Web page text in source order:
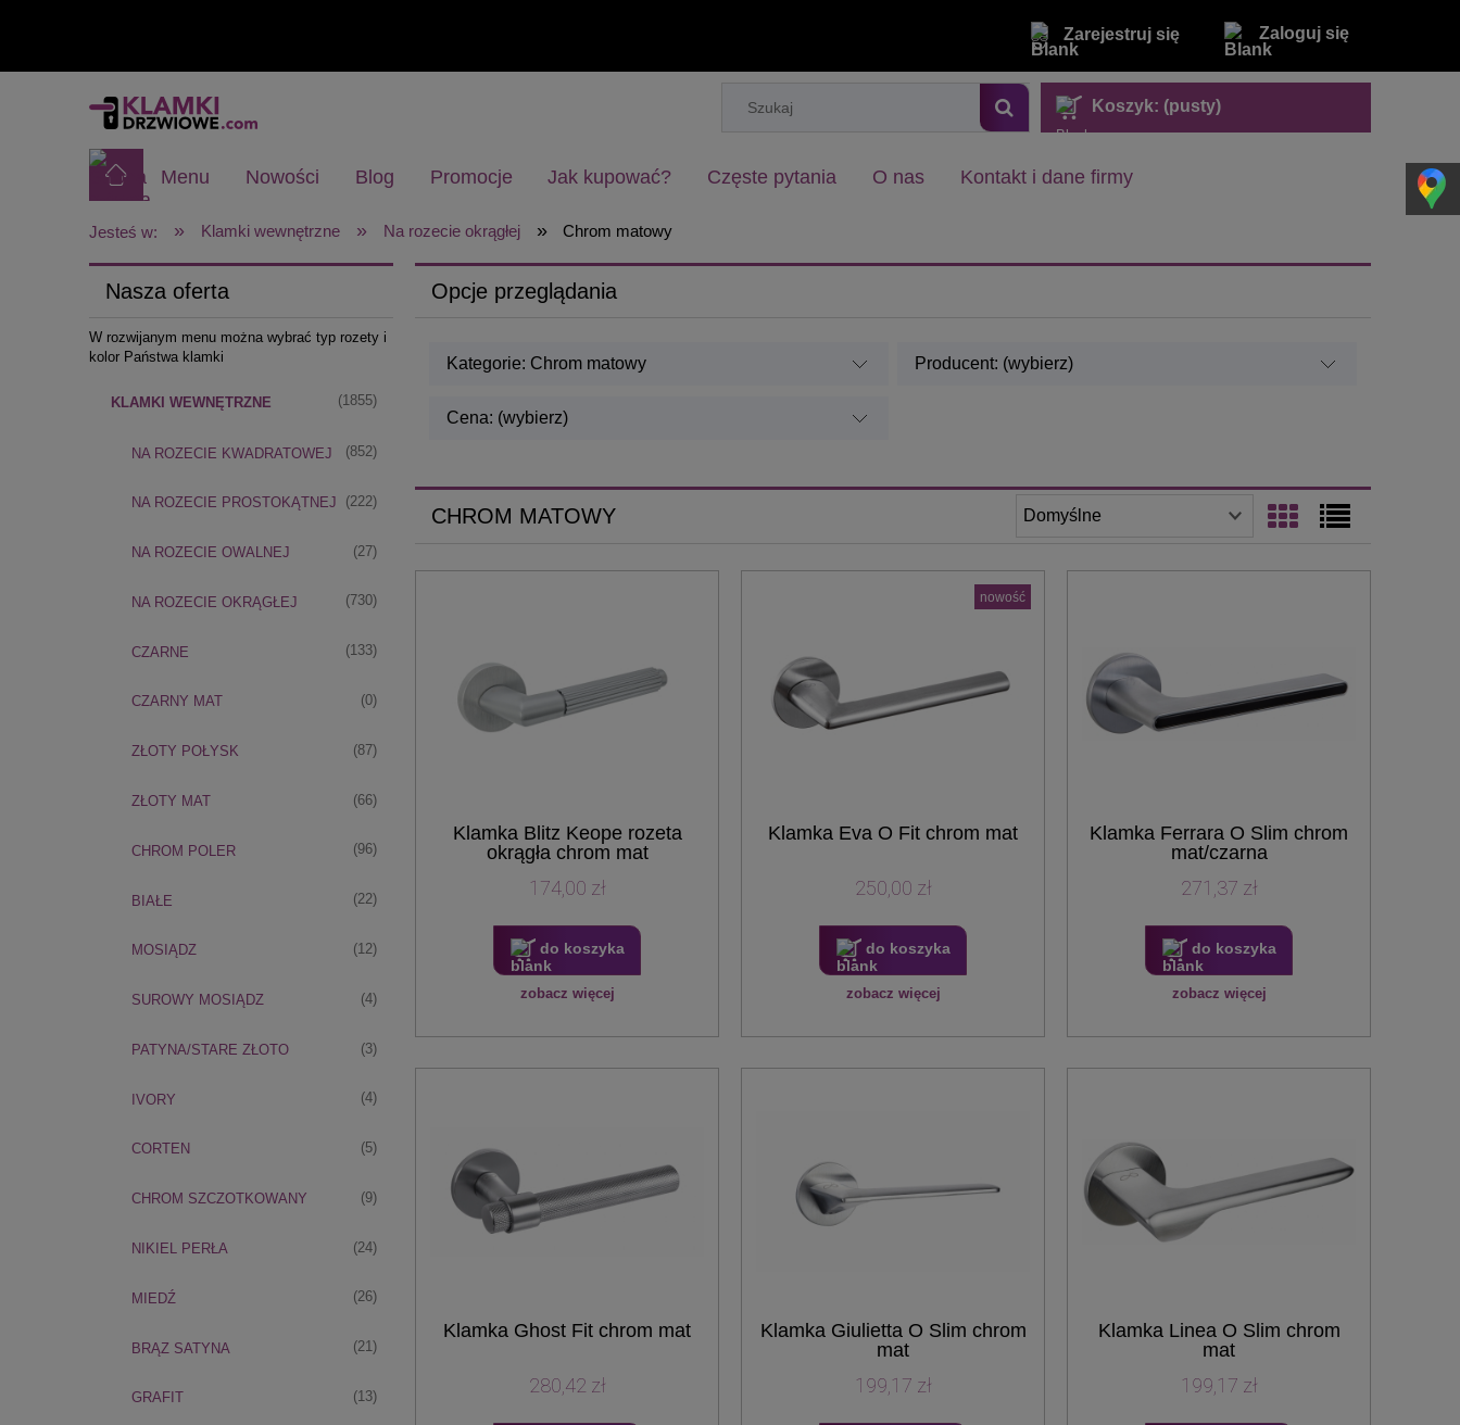
Zarejestruj się Zaloguj się
Koszyk: (pusty)
Menu Nowości Blog Promocje Jak kupować? Częste pytania O nas Kontakt i dane firmy
Jesteś w: » Klamki wewnętrzne » Na rozecie okrągłej » Chrom matowy
Nasza oferta
W rozwijanym menu można wybrać typ rozety i
kolor Państwa klamki
KLAMKI WEWNĘTRZNE (1855)
NA ROZECIE KWADRATOWEJ (852)
NA ROZECIE PROSTOKĄTNEJ (222)
NA ROZECIE OWALNEJ (27)
NA ROZECIE OKRĄGŁEJ (730)
CZARNE (133)
CZARNY MAT (0)
ZŁOTY POŁYSK (87)
ZŁOTY MAT (66)
CHROM POLER (96)
BIAŁE (22)
MOSIĄDZ (12)
SUROWY MOSIĄDZ (4)
PATYNA/STARE ZŁOTO (3)
IVORY (4)
CORTEN (5)
CHROM SZCZOTKOWANY (9)
NIKIEL PERŁA (24)
MIEDŹ (26)
BRĄZ SATYNA (21)
GRAFIT (13)
Opcje przeglądania
Kategorie: Chrom matowy Producent: (wybierz)
Cena: (wybierz)
CHROM MATOWY
Klamka Blitz Keope rozeta
okrągła chrom mat
174,00 zł
do koszyka
zobacz więcej
Klamka Eva O Fit chrom mat
250,00 zł
do koszyka
zobacz więcej
nowość
Klamka Ferrara O Slim chrom
mat/czarna
271,37 zł
do koszyka
zobacz więcej
Klamka Ghost Fit chrom mat
280,42 zł
Klamka Giulietta O Slim chrom
mat
199,17 zł
Klamka Linea O Slim chrom
mat
199,17 zł